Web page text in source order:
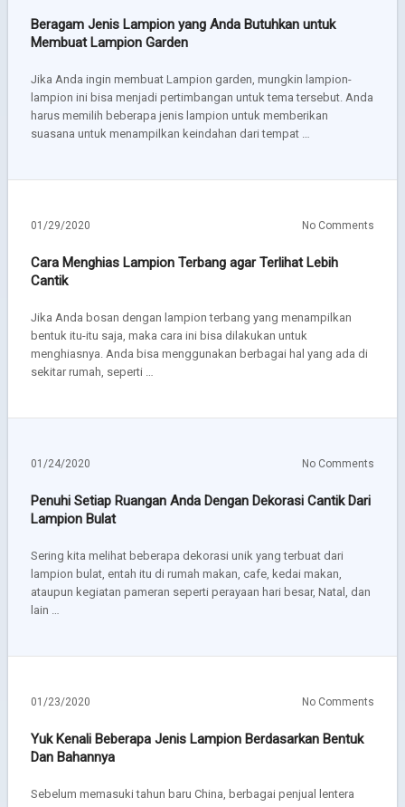
Beragam Jenis Lampion yang Anda Butuhkan untuk
Membuat Lampion Garden
Jika Anda ingin membuat Lampion garden, mungkin lampion-
lampion ini bisa menjadi pertimbangan untuk tema tersebut. Anda
harus memilih beberapa jenis lampion untuk memberikan
suasana untuk menampilkan keindahan dari tempat …
01/29/2020 No Comments
Cara Menghias Lampion Terbang agar Terlihat Lebih
Cantik
Jika Anda bosan dengan lampion terbang yang menampilkan
bentuk itu-itu saja, maka cara ini bisa dilakukan untuk
menghiasnya. Anda bisa menggunakan berbagai hal yang ada di
sekitar rumah, seperti …
01/24/2020 No Comments
Penuhi Setiap Ruangan Anda Dengan Dekorasi Cantik Dari
Lampion Bulat
Sering kita melihat beberapa dekorasi unik yang terbuat dari
lampion bulat, entah itu di rumah makan, cafe, kedai makan,
ataupun kegiatan pameran seperti perayaan hari besar, Natal, dan
lain …
01/23/2020 No Comments
Yuk Kenali Beberapa Jenis Lampion Berdasarkan Bentuk
Dan Bahannya
Sebelum memasuki tahun baru China, berbagai penjual lentera